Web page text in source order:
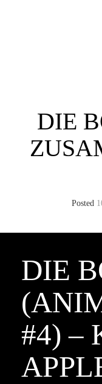
DIE
Posted
DIE
#4) –